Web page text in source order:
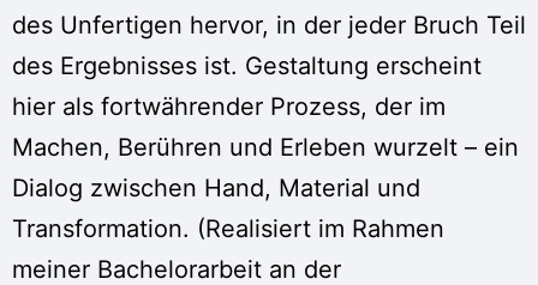
des Unfertigen hervor, in der jeder Bruch Teil
des Ergebnisses ist. Gestaltung erscheint
hier als fortwährender Prozess, der im
Machen, Berühren und Erleben wurzelt – ein
Dialog zwischen Hand, Material und
Transformation. (Realisiert im Rahmen
meiner Bachelorarbeit an der